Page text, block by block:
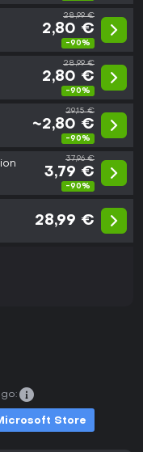
28,99 €
2,80 €
-90%
28,99 €
2,80 €
-90%
29,15 €
~2,80 €
-90%
37,96 €
3,79 €
-90%
28,99 €
Store